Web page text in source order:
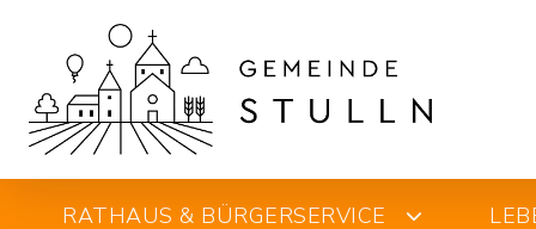
RATHAUS & BÜRGERSERVICE